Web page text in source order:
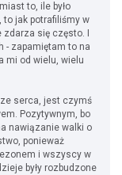
to, ile było
jak potrafiliśmy w
się często. I
- zapamiętam to na
mi od wielu, wielu
serca, jest czymś
Pozytywnym, bo
nawiązanie walki o
ponieważ
i wszyscy w
były rozbudzone